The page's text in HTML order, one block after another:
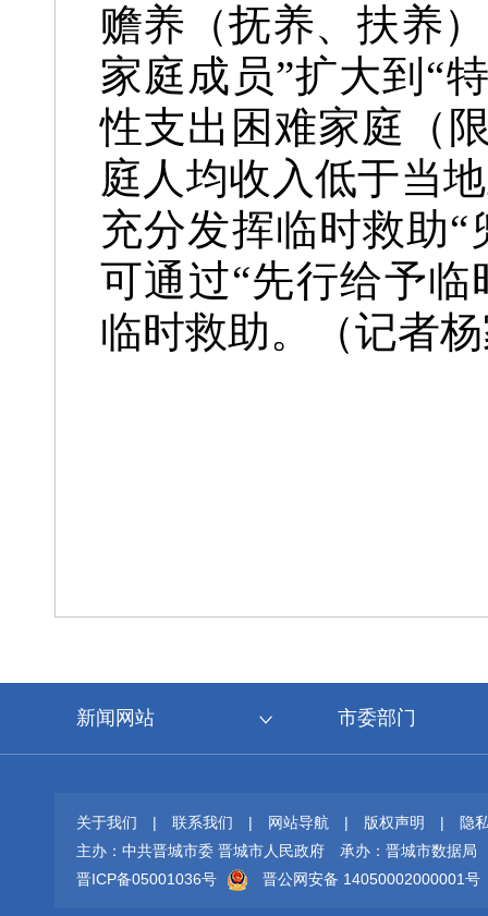
赡养（抚养、扶养
家庭成员”扩大到“
性支出困难家庭（
庭人均收入低于当
充分发挥临时救助
可通过“先行给予临
临时救助。
（记者
新闻网站 市委部门
关于我们 | 联系我们 | 网站导航 | 版权声明 |
隐
主办：中共晋城市委 晋城市人民政府
承办：晋城市数据局
晋ICP备05001036号
晋公网安备 14050002000001号